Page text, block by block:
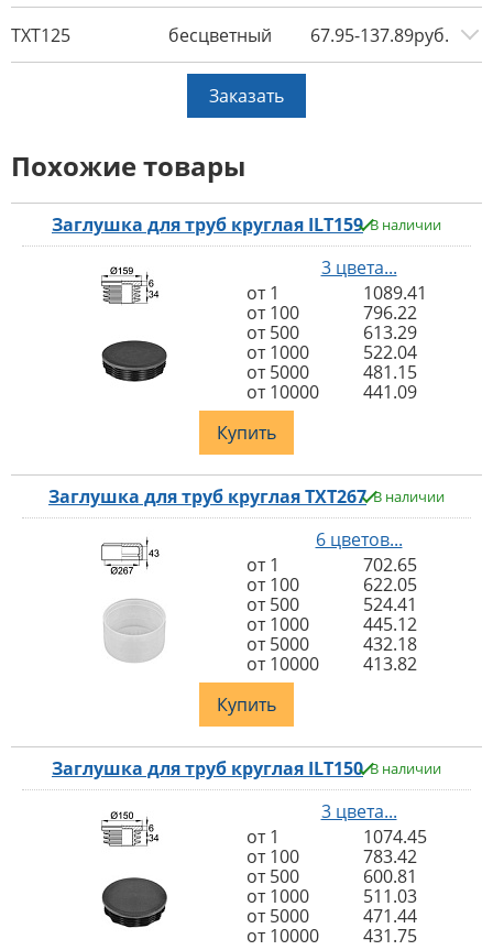
TXT125 бесцветный 67.95-137.89руб.
Заказать
Похожие товары
Заглушка для труб круглая ILT159 В наличии
3 цвета...
от 1
1089.41
от 100
796.22
от 500
613.29
от 1000
522.04
от 5000
481.15
от 10000
441.09
Купить
Заглушка для труб круглая TXT267 В наличии
6 цветов...
от 1
702.65
от 100
622.05
от 500
524.41
от 1000
445.12
от 5000
432.18
от 10000
413.82
Купить
Заглушка для труб круглая ILT150 В наличии
3 цвета...
от 1
1074.45
от 100
783.42
от 500
600.81
от 1000
511.03
от 5000
471.44
от 10000
431.75